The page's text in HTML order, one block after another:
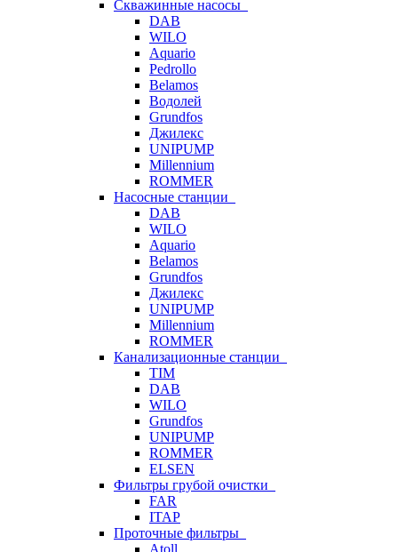
Скважинные насосы
DAB
WILO
Aquario
Pedrollo
Belamos
Водолей
Grundfos
Джилекс
UNIPUMP
Millennium
ROMMER
Насосные станции
DAB
WILO
Aquario
Belamos
Grundfos
Джилекс
UNIPUMP
Millennium
ROMMER
Канализационные станции
TIM
DAB
WILO
Grundfos
UNIPUMP
ROMMER
ELSEN
Фильтры грубой очистки
FAR
ITAP
Проточные фильтры
Atoll